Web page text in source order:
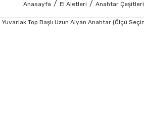
Anasayfa El Aletleri Anahtar Çeşitleri